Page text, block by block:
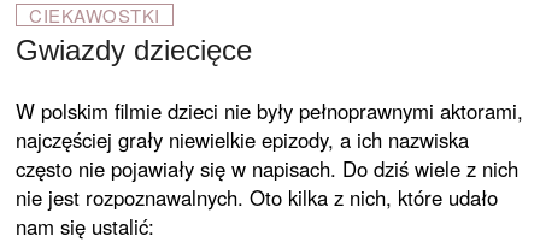
CIEKAWOSTKI
Gwiazdy dziecięce
W polskim filmie dzieci nie były pełnoprawnymi aktorami,
najczęściej grały niewielkie epizody, a ich nazwiska
często nie pojawiały się w napisach. Do dziś wiele z nich
nie jest rozpoznawalnych. Oto kilka z nich, które udało
nam się ustalić: